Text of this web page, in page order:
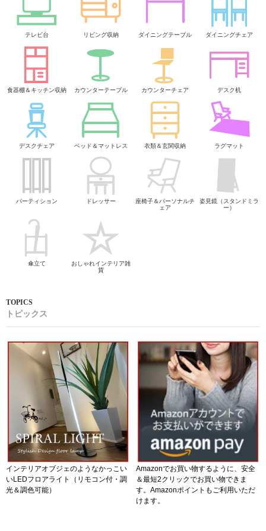
テレビ台 リビング収納 ダイニングテーブル ダイニングチェア
食器棚＆キッチン収納 カウンターテーブル カウンターチェア デスク机
デスクチェア ベッド＆マットレス 衣類＆玄関収納 ラグマット
パーティション ドレッサー
座椅子＆パーソナルチ
ェア
姿見鏡（スタンドミラ
ー）
傘立て
おしゃれインテリア雑
貨
トピックス
インテリアオブジェのようなかっこい
いLEDフロアライト（リモコン付・調
光＆調色可能）
Amazonでお買い物するように、安全
＆最短2クリックでお買い物できま
す。Amazonポイントもご利用いただ
けます。